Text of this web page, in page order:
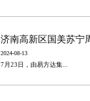
2024-08-13
7月23日，由易方达集...